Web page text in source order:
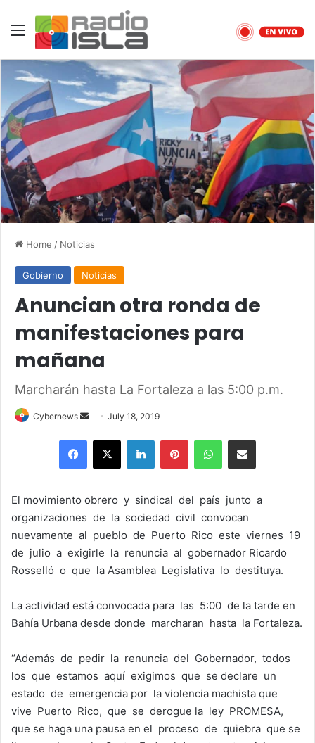
Menu
Home / Noticias
Gobierno Noticias
Anuncian otra ronda de
manifestaciones para
mañana
Marcharán hasta La Fortaleza a las 5:00 p.m.
Cybernews
Send
email
July 18, 2019
Facebook
X LinkedInPinterestWhatsAppShare via Email
El movimiento obrero y sindical del país junto a
organizaciones de la sociedad civil convocan
nuevamente al pueblo de Puerto Rico este viernes 19
de julio a exigirle la renuncia al gobernador Ricardo
Rosselló o que la Asamblea Legislativa lo destituya.
La actividad está convocada para las 5:00 de la tarde en
Bahía Urbana desde donde marcharan hasta la Fortaleza.
“Además de pedir la renuncia del Gobernador, todos
los que estamos aquí exigimos que se declare un
estado de emergencia por la violencia machista que
vive Puerto Rico, que se derogue la ley PROMESA,
que se haga una pausa en el proceso de quiebra que se